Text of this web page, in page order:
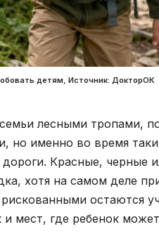
детям, Источник: ДокторОК
лесными тропами,
но именно во время
Красные, черные
хотя на самом деле
остаются
мест, где ребенок